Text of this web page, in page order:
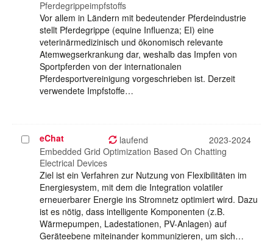
Pferdegrippeimpfstoffs
Vor allem in Ländern mit bedeutender Pferdeindustrie
stellt Pferdegrippe (equine Influenza; EI) eine
veterinärmedizinisch und ökonomisch relevante
Atemwegserkrankung dar, weshalb das Impfen von
Sportpferden von der internationalen
Pferdesportvereinigung vorgeschrieben ist. Derzeit
verwendete Impfstoffe…
Projekt
auswählen
eChat laufend
2023-2024
Embedded Grid Optimization Based On Chatting
Electrical Devices
Ziel ist ein Verfahren zur Nutzung von Flexibilitäten im
Energiesystem, mit dem die Integration volatiler
erneuerbarer Energie ins Stromnetz optimiert wird. Dazu
ist es nötig, dass intelligente Komponenten (z.B.
Wärmepumpen, Ladestationen, PV-Anlagen) auf
Geräteebene miteinander kommunizieren, um sich…